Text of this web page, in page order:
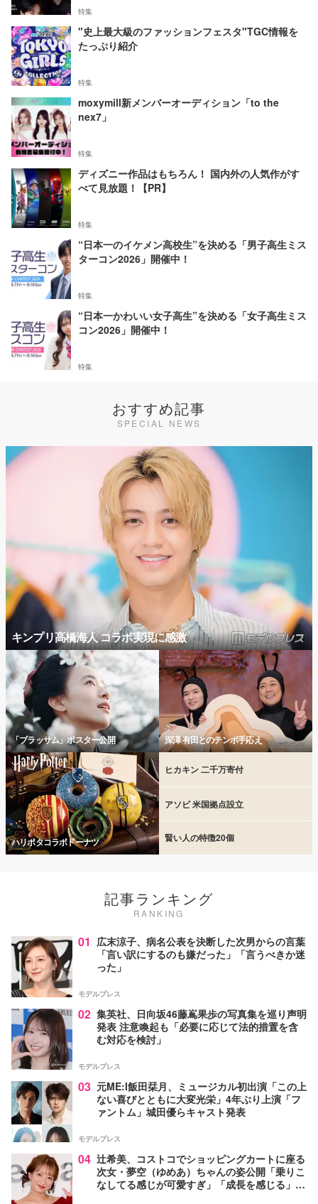
特集
"史上最大級のファッションフェスタ"TGC情報を
たっぷり紹介
特集
moxymill新メンバーオーディション「to the
nex7」
特集
ディズニー作品はもちろん！ 国内外の人気作がす
べて見放題！【PR】
特集
“日本一のイケメン高校生”を決める「男子高生ミス
ターコン2026」開催中！
特集
“日本一かわいい女子高生”を決める「女子高生ミス
コン2026」開催中！
特集
おすすめ記事
SPECIAL NEWS
キンプリ高橋海人 コラボ実現に感激
「ブラッサム」ポスター公開 深澤 有田とのテンポ手応え
ハリポタコラボドーナツ
ヒカキン 二千万寄付
アソビ 米国拠点設立
賢い人の特徴20個
記事ランキング
RANKING
01 広末涼子、病名公表を決断した次男からの言葉
「言い訳にするのも嫌だった」「言うべきか迷
った」
モデルプレス
02 集英社、日向坂46藤嶌果歩の写真集を巡り声明
発表 注意喚起も「必要に応じて法的措置を含
む対応を検討」
モデルプレス
03 元ME:I飯田栞月、ミュージカル初出演「この上
ない喜びとともに大変光栄」4年ぶり上演「フ
ァントム」城田優らキャスト発表
モデルプレス
04 辻希美、コストコでショッピングカートに座る
次女・夢空（ゆめあ）ちゃんの姿公開「乗りこ
なしてる感じが可愛すぎ」「成長を感じる」の